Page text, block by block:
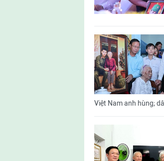
Việt Nam anh hùng;